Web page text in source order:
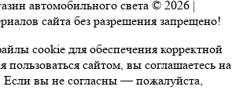
автомобильного света © 2026 |
сайта без разрешения запрещено!
cookie для обеспечения корректной
сайтом, вы соглашаетесь на
Если вы не согласны — пожалуйста,